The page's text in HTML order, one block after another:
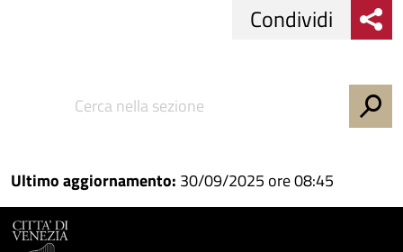
Condividi
Twitter
su
Condividi
Condividi
Ultimo aggiornamento: 30/09/2025 ore 08:45